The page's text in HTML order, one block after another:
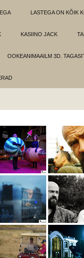
LASTEGA ON KÕIK
KASIINO JACK
OOKEANIMAAILM 3D.